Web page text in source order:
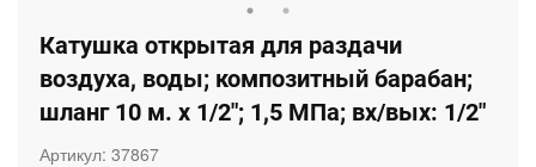
Катушка открытая для раздачи
воздуха, воды; композитный барабан;
шланг 10 м. х 1/2"; 1,5 МПа; вх/вых: 1/2"
Артикул: 37867